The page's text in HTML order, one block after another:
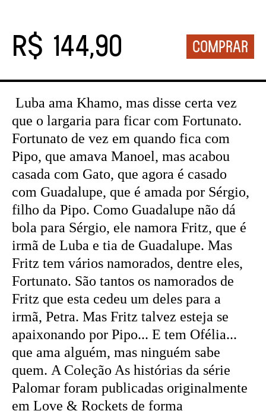
R$ 144,90
Luba ama Khamo, mas disse certa vez
que o largaria para ficar com Fortunato.
Fortunato de vez em quando fica com
Pipo, que amava Manoel, mas acabou
casada com Gato, que agora é casado
com Guadalupe, que é amada por Sérgio,
filho da Pipo. Como Guadalupe não dá
bola para Sérgio, ele namora Fritz, que é
irmã de Luba e tia de Guadalupe. Mas
Fritz tem vários namorados, dentre eles,
Fortunato. São tantos os namorados de
Fritz que esta cedeu um deles para a
irmã, Petra. Mas Fritz talvez esteja se
apaixonando por Pipo... E tem Ofélia...
que ama alguém, mas ninguém sabe
quem. A Coleção As histórias da série
Palomar foram publicadas originalmente
em Love & Rockets de forma